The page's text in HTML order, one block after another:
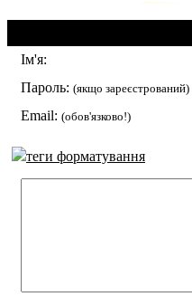
Ім'я:
Пароль: (якщо зареєстрований)
Email: (обов'язково!)
теги форматування